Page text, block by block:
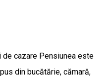
cazare Pensiunea este
din bucătărie, cămară,